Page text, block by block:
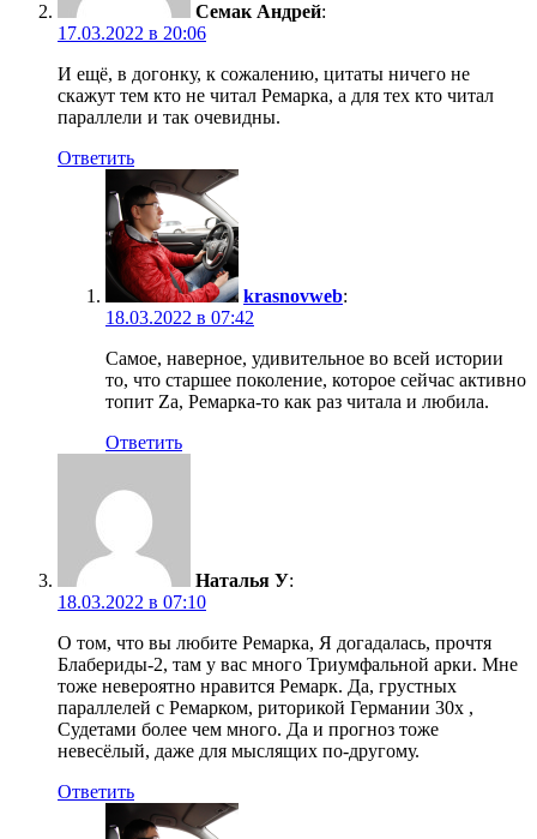
Семак Андрей:
17.03.2022 в 20:06
И ещё, в догонку, к сожалению, цитаты ничего не
скажут тем кто не читал Ремарка, а для тех кто читал
параллели и так очевидны.
Ответить
krasnovweb:
18.03.2022 в 07:42
Самое, наверное, удивительное во всей истории
то, что старшее поколение, которое сейчас активно
топит Zа, Ремарка-то как раз читала и любила.
Ответить
Наталья У:
18.03.2022 в 07:10
О том, что вы любите Ремарка, Я догадалась, прочтя
Блабериды-2, там у вас много Триумфальной арки. Мне
тоже невероятно нравится Ремарк. Да, грустных
параллелей с Ремарком, риторикой Германии 30х ,
Судетами более чем много. Да и прогноз тоже
невесёлый, даже для мыслящих по-другому.
Ответить